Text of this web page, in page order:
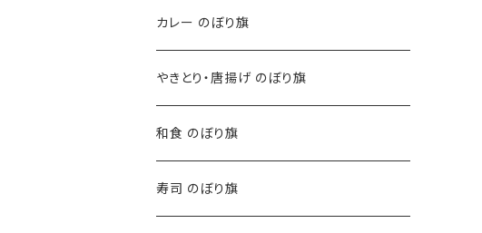
カレー のぼり旗
やきとり・唐揚げ のぼり旗
和食 のぼり旗
寿司 のぼり旗